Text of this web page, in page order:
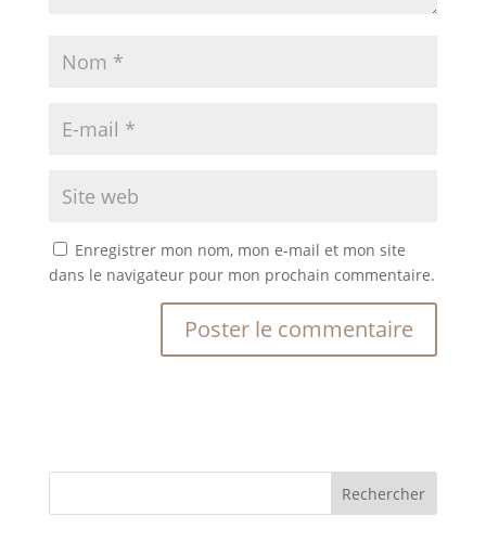
Enregistrer mon nom, mon e-mail et mon site
dans le navigateur pour mon prochain commentaire.